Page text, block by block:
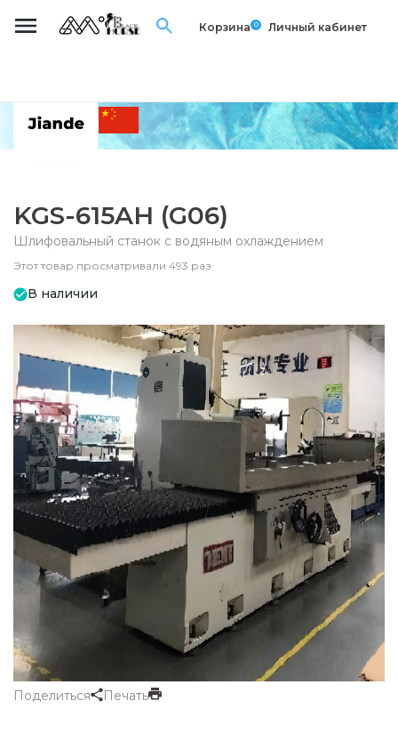
Корзина 0 Личный кабинет
KGS-615AH (G06)
Шлифовальный станок с водяным охлаждением
Этот товар просматривали 493 раз
В наличии
Поделиться Печать